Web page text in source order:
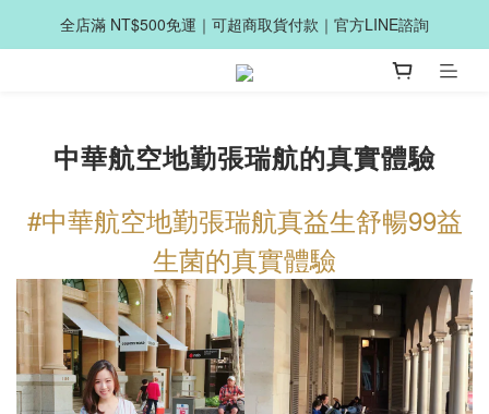
全店滿 NT$500免運｜可超商取貨付款｜官方LINE諮詢
中華航空地勤張瑞航的真實體驗
#中華航空地勤張瑞航真益生舒暢99益
生菌的真實體驗